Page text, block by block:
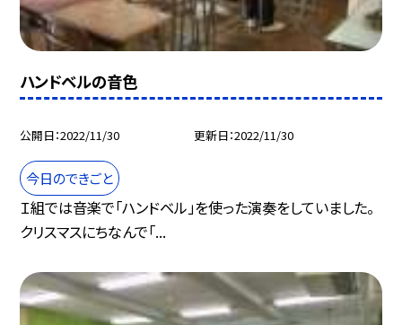
ハンドベルの音色
公開日 2022/11/30 更新日 2022/11/30
今日のできごと
Ｉ組では音楽で「ハンドベル」を使った演奏をしていました。
クリスマスにちなんで「...